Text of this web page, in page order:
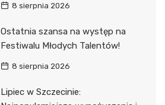
8 sierpnia 2026
Ostatnia szansa na występ na
Festiwalu Młodych Talentów!
8 sierpnia 2026
Lipiec w Szczecinie: